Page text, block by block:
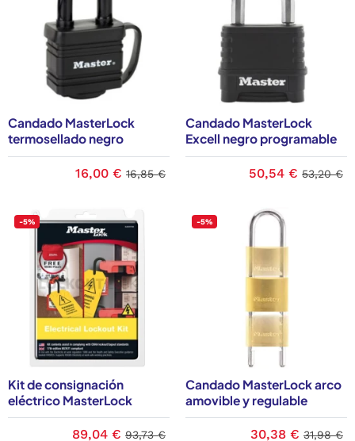
Candado MasterLock
termosellado negro
16,00 € 16,85 €
Candado MasterLock
Excell negro programable
50,54 € 53,20 €
-5%
Kit de consignación
eléctrico MasterLock
89,04 € 93,73 €
-5%
Candado MasterLock arco
amovible y regulable
30,38 € 31,98 €